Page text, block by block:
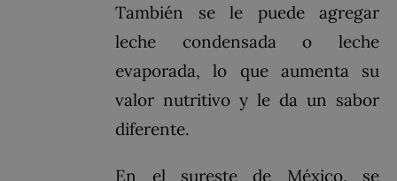
También se le puede agregar
leche condensada o leche
evaporada, lo que aumenta su
valor nutritivo y le da un sabor
diferente.
En el sureste de México, se